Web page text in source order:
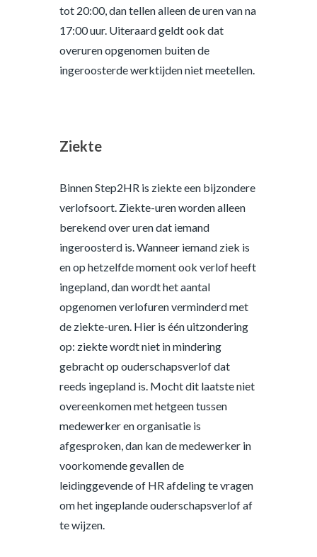
tot 20:00, dan tellen alleen de uren van na
17:00 uur. Uiteraard geldt ook dat
overuren opgenomen buiten de
ingeroosterde werktijden niet meetellen.
Ziekte
Binnen Step2HR is ziekte een bijzondere
verlofsoort. Ziekte-uren worden alleen
berekend over uren dat iemand
ingeroosterd is. Wanneer iemand ziek is
en op hetzelfde moment ook verlof heeft
ingepland, dan wordt het aantal
opgenomen verlofuren verminderd met
de ziekte-uren. Hier is één uitzondering
op: ziekte wordt niet in mindering
gebracht op ouderschapsverlof dat
reeds ingepland is. Mocht dit laatste niet
overeenkomen met hetgeen tussen
medewerker en organisatie is
afgesproken, dan kan de medewerker in
voorkomende gevallen de
leidinggevende of HR afdeling te vragen
om het ingeplande ouderschapsverlof af
te wijzen.